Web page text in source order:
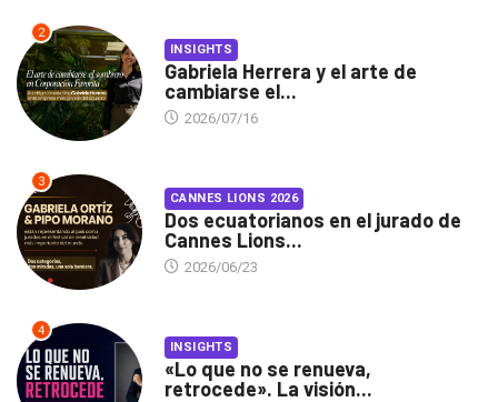
2
INSIGHTS
Gabriela Herrera y el arte de
cambiarse el...
2026/07/16
3
CANNES LIONS 2026
Dos ecuatorianos en el jurado de
Cannes Lions...
2026/06/23
4
INSIGHTS
«Lo que no se renueva,
retrocede». La visión...